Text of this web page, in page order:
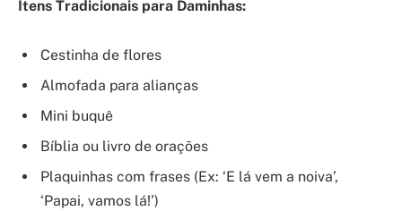
Itens Tradicionais para Daminhas:
Cestinha de flores
Almofada para alianças
Mini buquê
Bíblia ou livro de orações
Plaquinhas com frases (Ex: ‘E lá vem a noiva’,
‘Papai, vamos lá!’)